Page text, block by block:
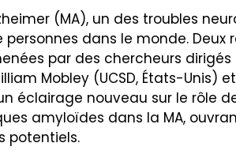
(MA), un des troubles
dans le monde. Deux
par des chercheurs dirigés
Mobley (UCSD, États-Unis)
éclairage nouveau sur le rôle
amyloïdes dans la MA,
potentiels.